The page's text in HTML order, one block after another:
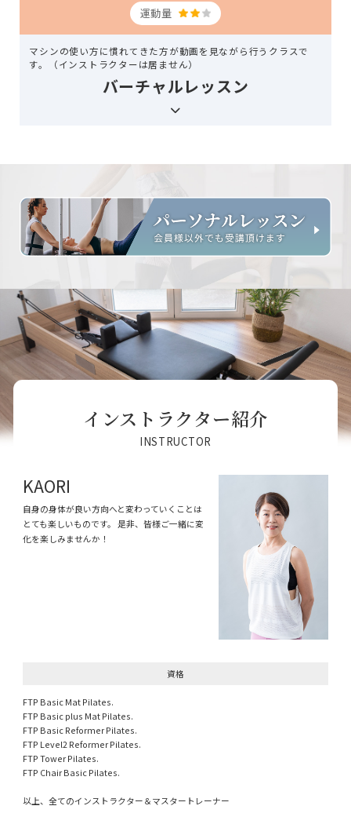
運動量
マシンの使い方に慣れてきた方が動画を見ながら行うクラスで
す。（インストラクターは居ません）
バーチャルレッスン
インストラクター紹介
INSTRUCTOR
KAORI
自身の身体が良い方向へと変わっていくことは
とても楽しいものです。 是非、皆様ご一緒に変
化を楽しみませんか！
資格
FTP Basic Mat Pilates.
FTP Basic plus Mat Pilates.
FTP Basic Reformer Pilates.
FTP Level2 Reformer Pilates.
FTP Tower Pilates.
FTP Chair Basic Pilates.
以上、全てのインストラクター＆マスタートレーナー